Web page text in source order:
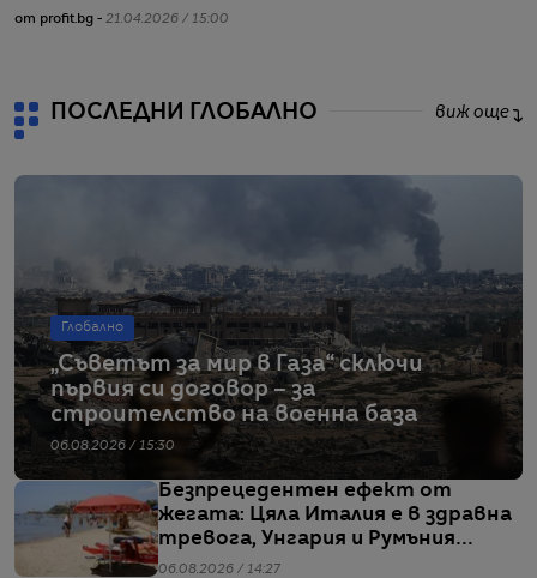
от profit.bg - 21.04.2026 / 15:00
ПОСЛЕДНИ ГЛОБАЛНО виж още
Глобално
„Съветът за мир в Газа“ сключи
първия си договор – за
строителство на военна база
06.08.2026 / 15:30
Безпрецедентен ефект от
жегата: Цяла Италия е в здравна
тревога, Унгария и Румъния
пестят електричество
06.08.2026 / 14:27